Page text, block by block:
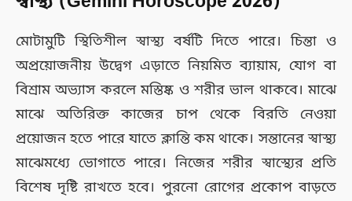
মোটামুটি স্থিতিশীল স্বাস্থ‍্য বর্ষটি দিতে পারে। চিন্তা ও
অপ্রয়োজনীয় উদ্বেগ এড়াতে নিয়মিত ব্যায়াম, যোগ বা
বিশ্রাম অভ্যাস করলে মস্তিষ্ক ও শরীর ভাল থাকবে। মাঝে
মাঝে অতিরিক্ত কাজের চাপ থেকে বিরতি নেওয়া
প্রয়োজন হতে পারে যাতে ক্লান্তি কম থাকে। সন্তানের স্বাস্থ্য
মাঝেমধ্যে ভোগাতে পারে। নিজের শরীর স্বাস্থ্যের প্রতি
বিশেষ দৃষ্টি রাখতে হবে। পুরনো রোগের প্রকোপ বাড়তে